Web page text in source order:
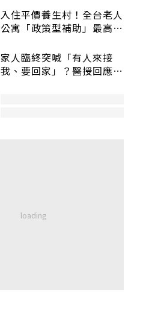
入住平價養生村！全台老人
公寓「政策型補助」最高打
家人臨終突喊「有人來接
我、要回家」？醫授回應方